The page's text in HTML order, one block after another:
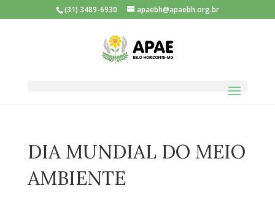
(31) 3489-6930 apaebh@apaebh.org.br
DIA MUNDIAL DO MEIO
AMBIENTE